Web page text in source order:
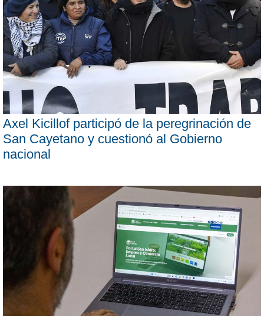
Axel Kicillof participó de la peregrinación de
San Cayetano y cuestionó al Gobierno
nacional